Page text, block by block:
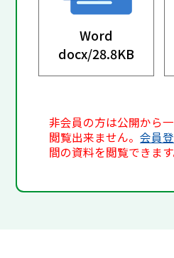
Word
docx/28.8KB
非会員の方は公開から
閲覧出来ません。会員
間の資料を閲覧できます